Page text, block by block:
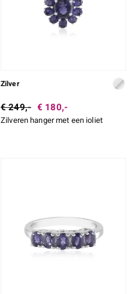
Zilver
€ 249,- € 180,-
Zilveren hanger met een ioliet